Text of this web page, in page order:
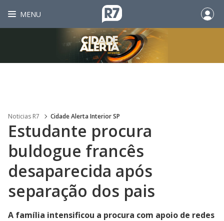
MENU
Noticias R7 Cidade Alerta Interior SP
Estudante procura
buldogue francês
desaparecida após
separação dos pais
A família intensificou a procura com apoio de redes